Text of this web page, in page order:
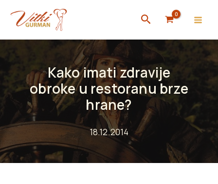
content
Search
Kako imati zdravije
obroke u restoranu brze
hrane?
18.12.2014